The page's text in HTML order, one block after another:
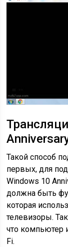
Такой способ
первых, для
Windows 10
должна быть
которая
телевизоры.
что компьютер
Fi.